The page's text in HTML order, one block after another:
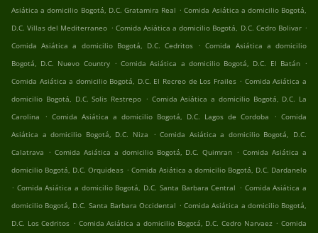
Asiática a domicilio Bogotá, D.C. Gratamira Real . Comida Asiática a domicilio Bogotá,
D.C. Villas del Mediterraneo . Comida Asiática a domicilio Bogotá, D.C. Cedro Bolivar .
Comida Asiática a domicilio Bogotá, D.C. Cedritos . Comida Asiática a domicilio
Bogotá, D.C. Nuevo Country . Comida Asiática a domicilio Bogotá, D.C. El Batán .
Comida Asiática a domicilio Bogotá, D.C. El Recreo de Los Frailes . Comida Asiática a
domicilio Bogotá, D.C. Solis Restrepo . Comida Asiática a domicilio Bogotá, D.C. La
Carolina
. Comida Asiática a domicilio Bogotá, D.C. Lagos de Cordoba . Comida
Asiática a domicilio Bogotá, D.C. Niza
. Comida Asiática a domicilio Bogotá, D.C.
Calatrava . Comida Asiática a domicilio Bogotá, D.C. Quimran . Comida Asiática a
domicilio Bogotá, D.C. Orquideas . Comida Asiática a domicilio Bogotá, D.C. Dardanelo
. Comida Asiática a domicilio Bogotá, D.C. Santa Barbara Central . Comida Asiática a
domicilio Bogotá, D.C. Santa Barbara Occidental . Comida Asiática a domicilio Bogotá,
D.C. Los Cedritos . Comida Asiática a domicilio Bogotá, D.C. Cedro Narvaez . Comida